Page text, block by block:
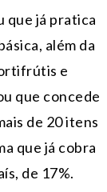
que já pratica
além da
e
que concede
de 20 itens
que já cobra
de 17%.